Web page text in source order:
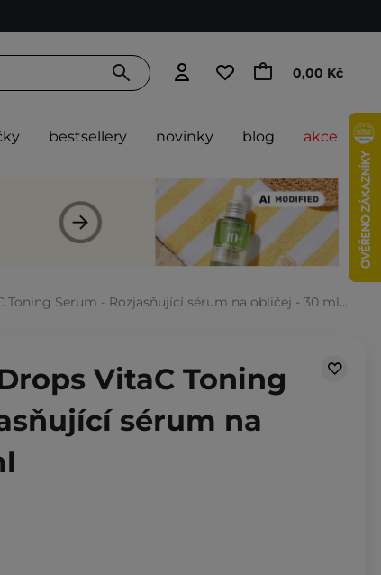
0,00 Kč
bestsellery novinky blog akce
Toning Serum - Rozjasňující sérum na obličej - 30 ml
VitaC Toning
sérum na